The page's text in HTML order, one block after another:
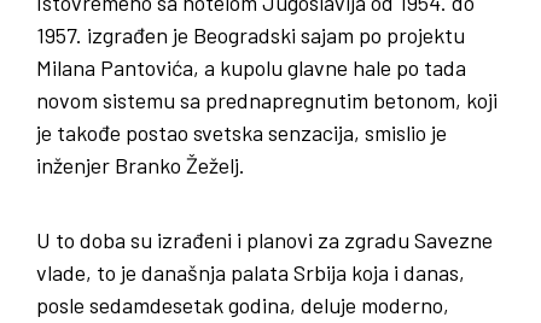
1957. izgrađen je Beogradski sajam po projektu
Milana Pantovića, a kupolu glavne hale po tada
novom sistemu sa prednapregnutim betonom, koji
je takođe postao svetska senzacija, smislio je
inženjer Branko Žeželj.
U to doba su izrađeni i planovi za zgradu Savezne
vlade, to je današnja palata Srbija koja i danas,
posle sedamdesetak godina, deluje moderno,